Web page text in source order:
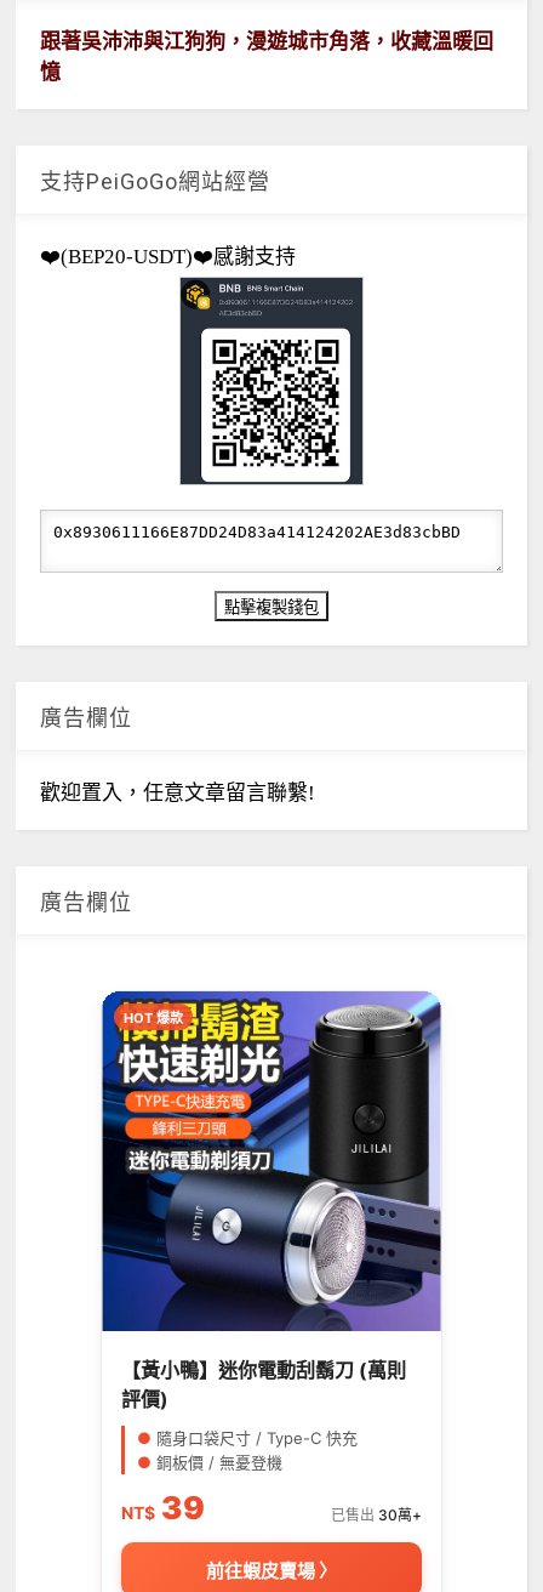
跟著吳沛沛與江狗狗，漫遊城市角落，收藏溫暖回
憶
支持PeiGoGo網站經營
❤️(BEP20-USDT)❤️感謝支持
廣告欄位
歡迎置入，任意文章留言聯繫!
廣告欄位
HOT 爆款
【黃小鴨】迷你電動刮鬍刀 (萬則
評價)
● 隨身口袋尺寸 / Type-C 快充
● 銅板價 / 無憂登機
NT$ 39 已售出 30萬+
前往蝦皮賣場 〉